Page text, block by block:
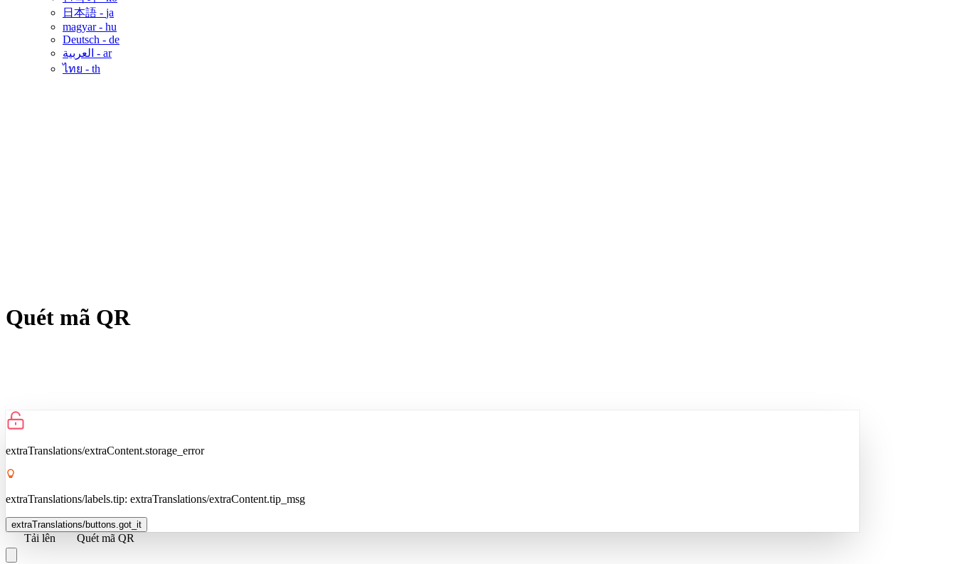
日本語 - ja
magyar - hu
Deutsch - de
العربية - ar
ไทย - th
Quét mã QR
extraTranslations/extraContent.storage_error
extraTranslations/labels.tip: extraTranslations/extraContent.tip_msg
extraTranslations/buttons.got_it
Tải lên Quét mã QR